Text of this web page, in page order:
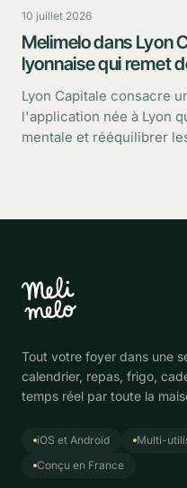
10 juillet 2026
Melimelo dans Lyon
lyonnaise qui remet
Lyon Capitale consacre
l'application née à Lyon
mentale et rééquilibrer
Tout votre foyer dans une
calendrier, repas, frigo,
temps réel par toute la
iOS et Android Multi-
Conçu en France